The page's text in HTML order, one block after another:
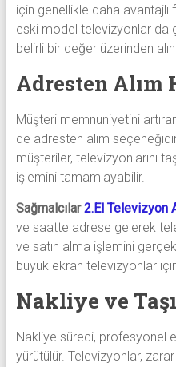
için genellikle daha avantajlı
eski model televizyonlar da
belirli bir değer üzerinden
Adresten Alım
Müşteri memnuniyetini
de adresten alım
müşteriler, televizyonlarını
işlemini tamamlayabilir.
Sağmalcılar2.El Televizyon
ve saatte adrese gelerek
ve satın alma işlemini
büyük ekran televizyonlar
Nakliye ve
Nakliye süreci, profesyonel
yürütülür. Televizyonlar,